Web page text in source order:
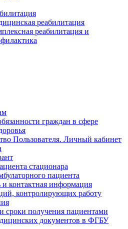
реабилитация
реабилитация и
граждан в сфере
Пользователя. Личный кабинет
стационара
пациента
и контактная информация
контролирующих работу
сроки получения пациентами
документов в ФГБУ